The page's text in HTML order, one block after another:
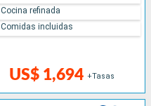
US$ 1,694 +Tasas
Cocina refinada
Comidas incluidas